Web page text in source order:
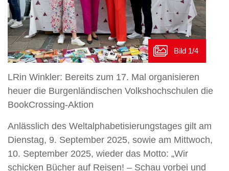
LRin Winkler: Bereits zum 17. Mal organisieren
heuer die Burgenländischen Volkshochschulen die
BookCrossing-Aktion
Anlässlich des Weltalphabetisierungstages gilt am
Dienstag, 9. September 2025, sowie am Mittwoch,
10. September 2025, wieder das Motto: „Wir
schicken Bücher auf Reisen! – Schau vorbei und